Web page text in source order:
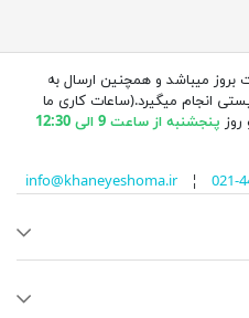
میباشد و همچنین ارسال به
انجام میگیرد.(ساعات کاری ما
روز پنجشنبه از ساعت 9 الی 12:30
info@khaneyeshoma.ir¦ 021-